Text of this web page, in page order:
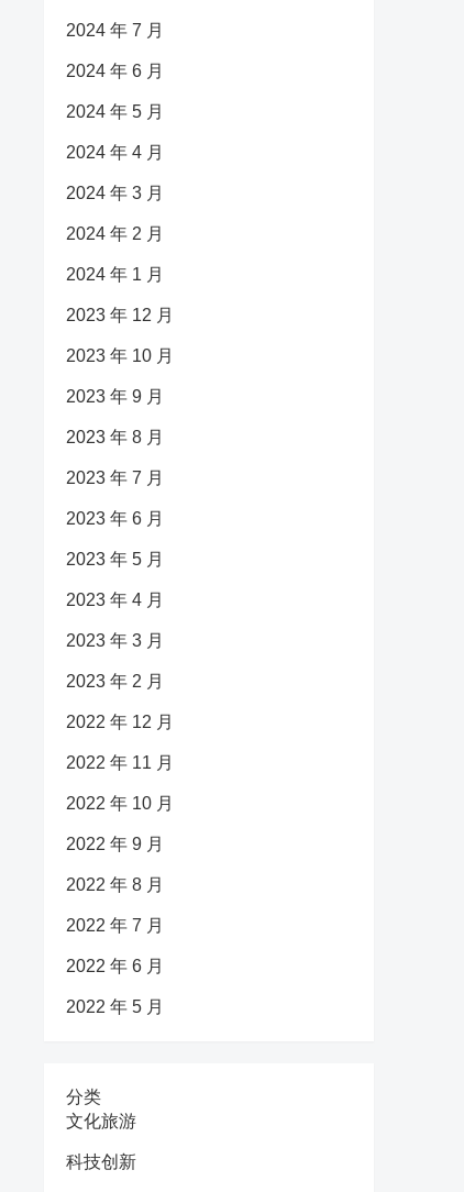
2024 年 7 月
2024 年 6 月
2024 年 5 月
2024 年 4 月
2024 年 3 月
2024 年 2 月
2024 年 1 月
2023 年 12 月
2023 年 10 月
2023 年 9 月
2023 年 8 月
2023 年 7 月
2023 年 6 月
2023 年 5 月
2023 年 4 月
2023 年 3 月
2023 年 2 月
2022 年 12 月
2022 年 11 月
2022 年 10 月
2022 年 9 月
2022 年 8 月
2022 年 7 月
2022 年 6 月
2022 年 5 月
分类
文化旅游
科技创新